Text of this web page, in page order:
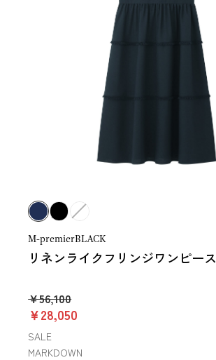
M-premierBLACK
リネンライクフリンジワンピース
￥56,100
￥28,050
SALE
MARKDOWN